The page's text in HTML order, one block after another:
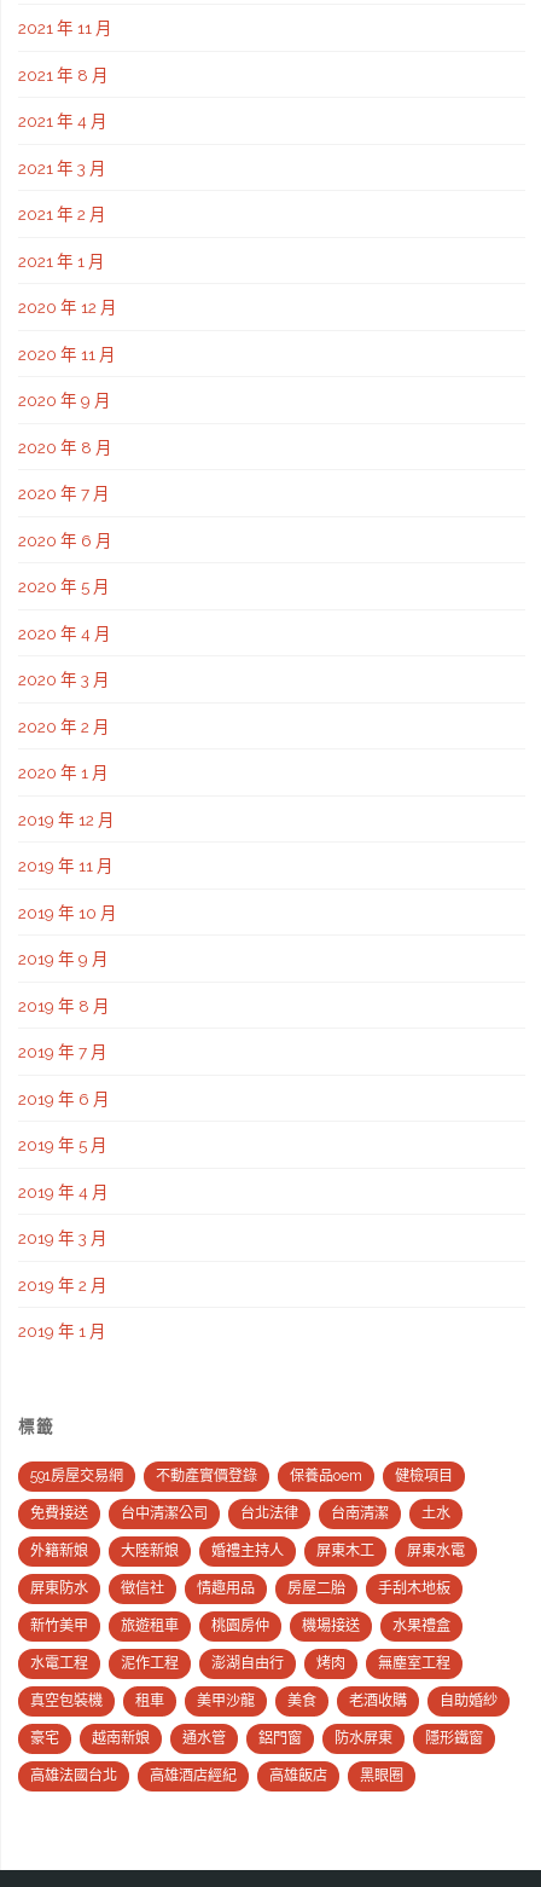
2021 年 11 月
2021 年 8 月
2021 年 4 月
2021 年 3 月
2021 年 2 月
2021 年 1 月
2020 年 12 月
2020 年 11 月
2020 年 9 月
2020 年 8 月
2020 年 7 月
2020 年 6 月
2020 年 5 月
2020 年 4 月
2020 年 3 月
2020 年 2 月
2020 年 1 月
2019 年 12 月
2019 年 11 月
2019 年 10 月
2019 年 9 月
2019 年 8 月
2019 年 7 月
2019 年 6 月
2019 年 5 月
2019 年 4 月
2019 年 3 月
2019 年 2 月
2019 年 1 月
標籤
591房屋交易網 不動產實價登錄 保養品oem 健檢項目
免費接送 台中清潔公司 台北法律 台南清潔 土水
外籍新娘 大陸新娘 婚禮主持人 屏東木工 屏東水電
屏東防水 徵信社 情趣用品 房屋二胎 手刮木地板
新竹美甲 旅遊租車 桃園房仲 機場接送 水果禮盒
水電工程 泥作工程 澎湖自由行 烤肉 無塵室工程
真空包裝機 租車 美甲沙龍 美食 老酒收購 自助婚紗
豪宅 越南新娘 通水管 鋁門窗 防水屏東 隱形鐵窗
高雄法國台北 高雄酒店經紀 高雄飯店 黑眼圈